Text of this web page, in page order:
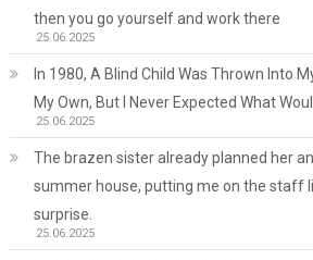
then you go yourself and work there
25.06.2025
In 1980, A Blind Child Was Thrown Into
My Own, But I Never Expected What
25.06.2025
The brazen sister already planned her
summer house, putting me on the staff
surprise.
25.06.2025